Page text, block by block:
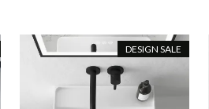
DESIGN SALE